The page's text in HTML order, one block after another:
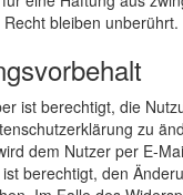
bleiben unberührt.
ist berechtigt, die
zu
dem Nutzer per E-
berechtigt, den